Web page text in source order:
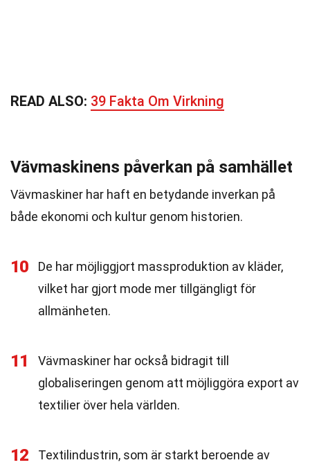
READ ALSO: 39 Fakta Om Virkning
Vävmaskinens påverkan på samhället
Vävmaskiner har haft en betydande inverkan på
både ekonomi och kultur genom historien.
10
De har möjliggjort massproduktion av kläder,
vilket har gjort mode mer tillgängligt för
allmänheten.
11
Vävmaskiner har också bidragit till
globaliseringen genom att möjliggöra export av
textilier över hela världen.
12
Textilindustrin, som är starkt beroende av